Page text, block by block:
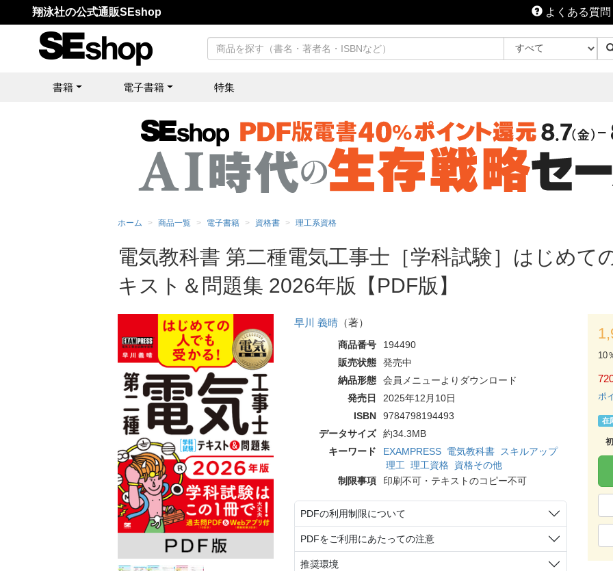
翔泳社の公式通販SEshop よくある質問
書籍 電子書籍 特集
ホーム 商品一覧 電子書籍 資格書 理工系資格
電気教科書 第二種電気工事士［学科試験］はじめて
キスト＆問題集 2026年版【PDF版】
早川 義晴（著）
商品番号
194490
販売状態
発売中
納品形態
会員メニューよりダウンロード
発売日
2025年12月10日
ISBN
9784798194493
データサイズ
約34.3MB
キーワード
EXAMPRESS 電気教科書
スキルアップ
理工 理工資格 資格その他
制限事項
印刷不可・テキストのコピー不可
PDFの利用制限について
PDFをご利用にあたっての注意
推奨環境
10
ポ
在